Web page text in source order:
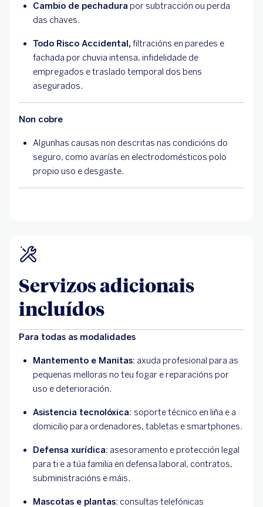
Cambio de pechadura por subtracción ou perda
das chaves.
Todo Risco Accidental,filtracións en paredes e
fachada por chuvia intensa, infidelidade de
empregados e traslado temporal dos bens
asegurados.
Non cobre
Algunhas causas non descritas nas condicións do
seguro, como avarías en electrodomésticos polo
propio uso e desgaste.
Servizos adicionais
incluídos
Para todas as modalidades
Mantemento e Manitas: axuda profesional para as
pequenas melloras no teu fogar e reparacións por
uso e deterioración.
Asistencia tecnolóxica: soporte técnico en liña e a
domicilio para ordenadores, tabletas e smartphones.
Defensa xurídica: asesoramento e protección legal
para ti e a túa familia en defensa laboral, contratos,
subministracións e máis.
Mascotas e plantas: consultas telefónicas